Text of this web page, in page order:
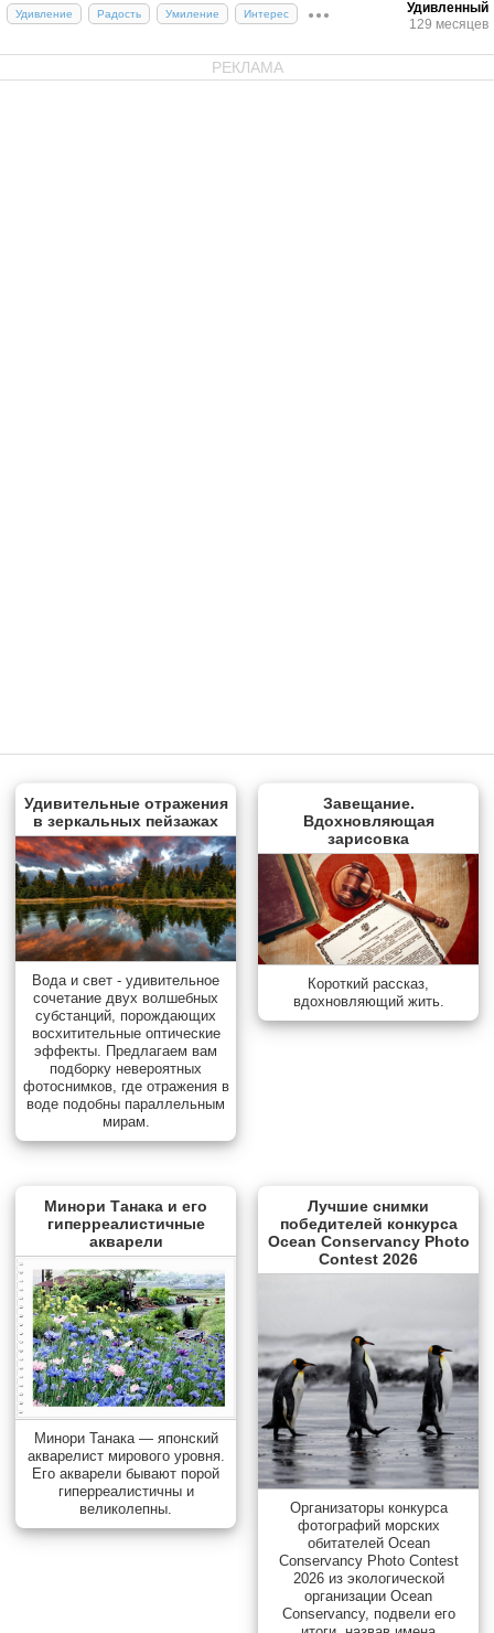
Удивление Радость Умиление Интерес
Удивленный
129 месяцев
РЕКЛАМА
Удивительные отражения
в зеркальных пейзажах
Вода и свет - удивительное
сочетание двух волшебных
субстанций, порождающих
восхитительные оптические
эффекты. Предлагаем вам
подборку невероятных
фотоснимков, где отражения в
воде подобны параллельным
мирам.
Завещание.
Вдохновляющая
зарисовка
Короткий рассказ,
вдохновляющий жить.
Минори Танака и его
гиперреалистичные
акварели
Минори Танака — японский
акварелист мирового уровня.
Его акварели бывают порой
гиперреалистичны и
великолепны.
Лучшие снимки
победителей конкурса
Ocean Conservancy Photo
Contest 2026
Организаторы конкурса
фотографий морских
обитателей Ocean
Conservancy Photo Contest
2026 из экологической
организации Ocean
Conservancy, подвели его